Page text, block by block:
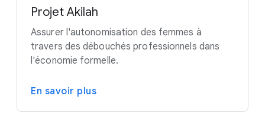
Projet Akilah
Assurer l'autonomisation des femmes à
travers des débouchés professionnels dans
l'économie formelle.
En savoir plus